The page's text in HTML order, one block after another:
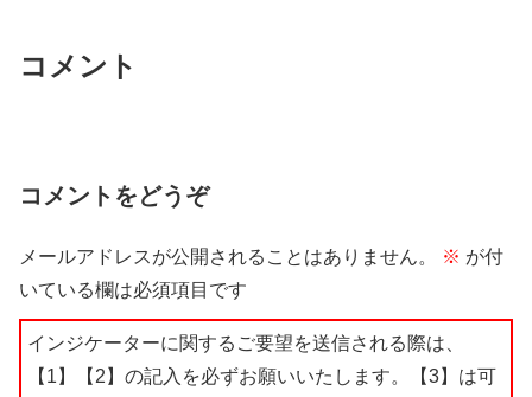
コメント
コメントをどうぞ
メールアドレスが公開されることはありません。 ※ が付
いている欄は必須項目です
インジケーターに関するご要望を送信される際は、
【1】【2】の記入を必ずお願いいたします。【3】は可